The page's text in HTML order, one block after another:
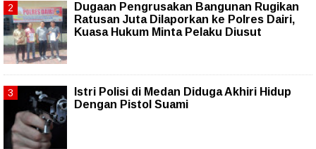
Dugaan Pengrusakan Bangunan Rugikan
Ratusan Juta Dilaporkan ke Polres Dairi,
Kuasa Hukum Minta Pelaku Diusut
Istri Polisi di Medan Diduga Akhiri Hidup
Dengan Pistol Suami